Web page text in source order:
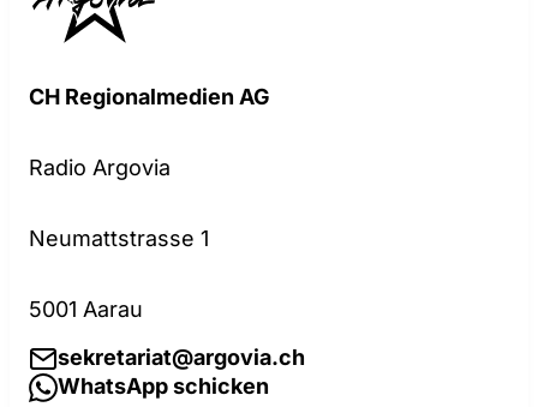
CH Regionalmedien AG
Radio Argovia
Neumattstrasse 1
5001 Aarau
sekretariat@argovia.ch
WhatsApp schicken